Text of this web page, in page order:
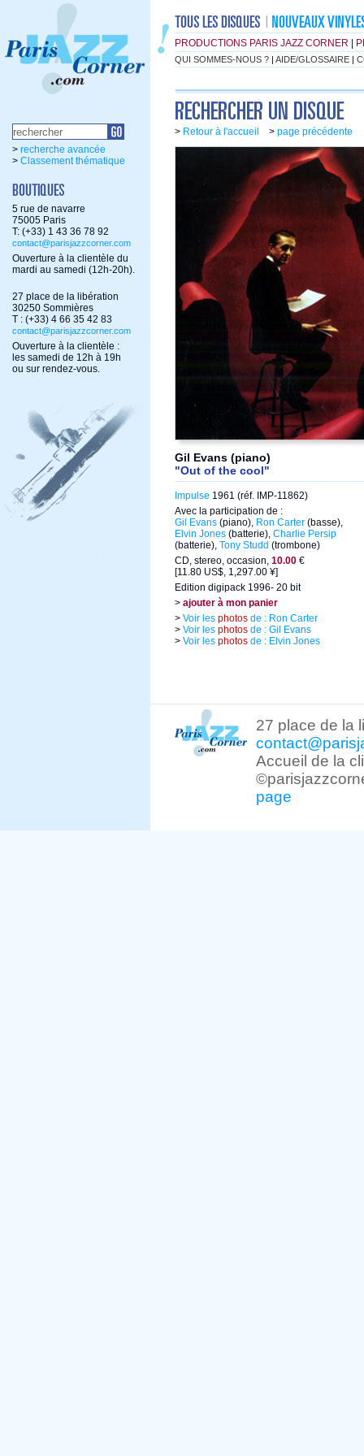
PRODUCTIONS PARIS JAZZ CORNER
QUI SOMMES-NOUS ? | AIDE/GLOSSAIRE |
> recherche avancée
> Classement thématique
5 rue de navarre
75005 Paris
T: (+33) 1 43 36 78 92
contact@parisjazzcorner.com
Ouverture à la clientèle du
mardi au samedi (12h-20h).
27 place de la libération
30250 Sommières
T : (+33) 4 66 35 42 83
contact@parisjazzcorner.com
Ouverture à la clientèle :
les samedi de 12h à 19h
ou sur rendez-vous.
> Retour à l'accueil > page précédente
Gil Evans (piano)
"Out of the cool"
Impulse 1961 (réf. IMP-11862)
Avec la participation de :
Gil Evans (piano), Ron Carter (basse),
Elvin Jones (batterie), Charlie Persip
(batterie), Tony Studd (trombone)
CD, stereo, occasion, 10.00 €
[11.80 US$, 1,297.00 ¥]
Edition digipack 1996- 20 bit
> ajouter à mon panier
> Voir les photos de : Ron Carter
> Voir les photos de : Gil Evans
> Voir les photos de : Elvin Jones
27 place de la
Accueil de la
page